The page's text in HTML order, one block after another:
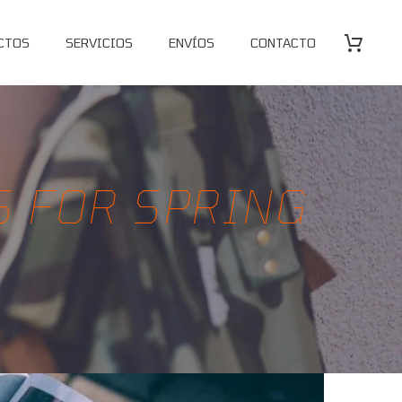
SERVICIOS ENVÍOS CONTACTO
FOR SPRING